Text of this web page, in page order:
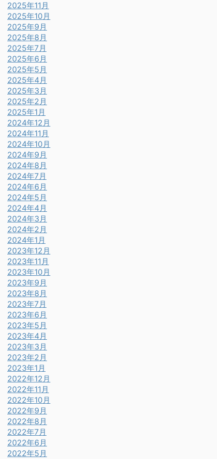
2025年11月
2025年10月
2025年9月
2025年8月
2025年7月
2025年6月
2025年5月
2025年4月
2025年3月
2025年2月
2025年1月
2024年12月
2024年11月
2024年10月
2024年9月
2024年8月
2024年7月
2024年6月
2024年5月
2024年4月
2024年3月
2024年2月
2024年1月
2023年12月
2023年11月
2023年10月
2023年9月
2023年8月
2023年7月
2023年6月
2023年5月
2023年4月
2023年3月
2023年2月
2023年1月
2022年12月
2022年11月
2022年10月
2022年9月
2022年8月
2022年7月
2022年6月
2022年5月